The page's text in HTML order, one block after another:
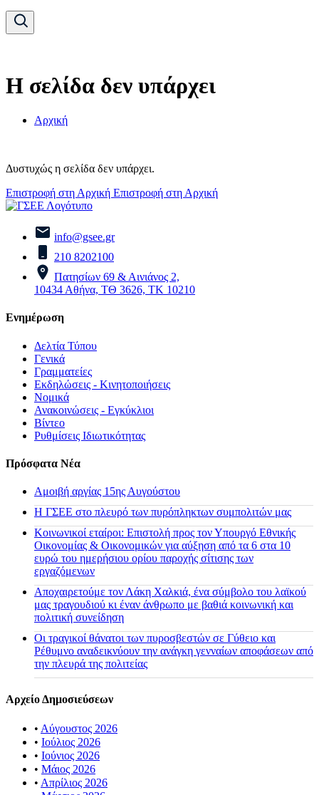
Η σελίδα δεν υπάρχει
Αρχική
Δυστυχώς η σελίδα δεν υπάρχει.
Επιστροφή στη Αρχική Επιστροφή στη Αρχική
info@gsee.gr
210 8202100
Πατησίων 69 & Αινιάνος 2,
10434 Αθήνα, ΤΘ 3626, ΤΚ 10210
Ενημέρωση
Δελτία Τύπου
Γενικά
Γραμματείες
Εκδηλώσεις - Κινητοποιήσεις
Νομικά
Ανακοινώσεις - Εγκύκλιοι
Βίντεο
Ρυθμίσεις Ιδιωτικότητας
Πρόσφατα Νέα
Αμοιβή αργίας 15ης Αυγούστου
H ΓΣΕΕ στο πλευρό των πυρόπληκτων συμπολιτών μας
Κοινωνικοί εταίροι: Επιστολή προς τον Υπουργό Εθνικής
Οικονομίας & Οικονομικών για αύξηση από τα 6 στα 10
ευρώ του ημερήσιου ορίου παροχής σίτισης των
εργαζόμενων
Αποχαιρετούμε τον Λάκη Χαλκιά, ένα σύμβολο του λαϊκού
μας τραγουδιού κι έναν άνθρωπο με βαθιά κοινωνική και
πολιτική συνείδηση
Οι τραγικοί θάνατοι των πυροσβεστών σε Γύθειο και
Ρέθυμνο αναδεικνύουν την ανάγκη γενναίων αποφάσεων από
την πλευρά της πολιτείας
Αρχείο Δημοσιεύσεων
• Αύγουστος 2026
• Ιούλιος 2026
• Ιούνιος 2026
• Μάιος 2026
• Απρίλιος 2026